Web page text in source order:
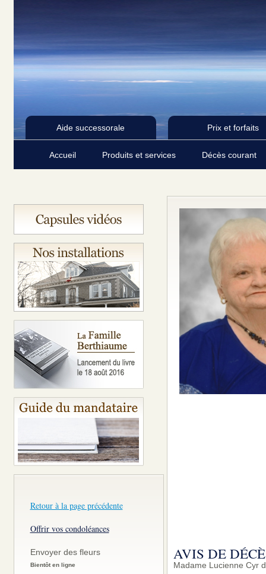
Aide successorale Prix et forfaits
Accueil Produits et services Décès courant
Retour à la page précédente
Offrir vos condoléances
Envoyer des fleurs
Bientôt en ligne
AVIS DE
Madame Lucienne Cyr